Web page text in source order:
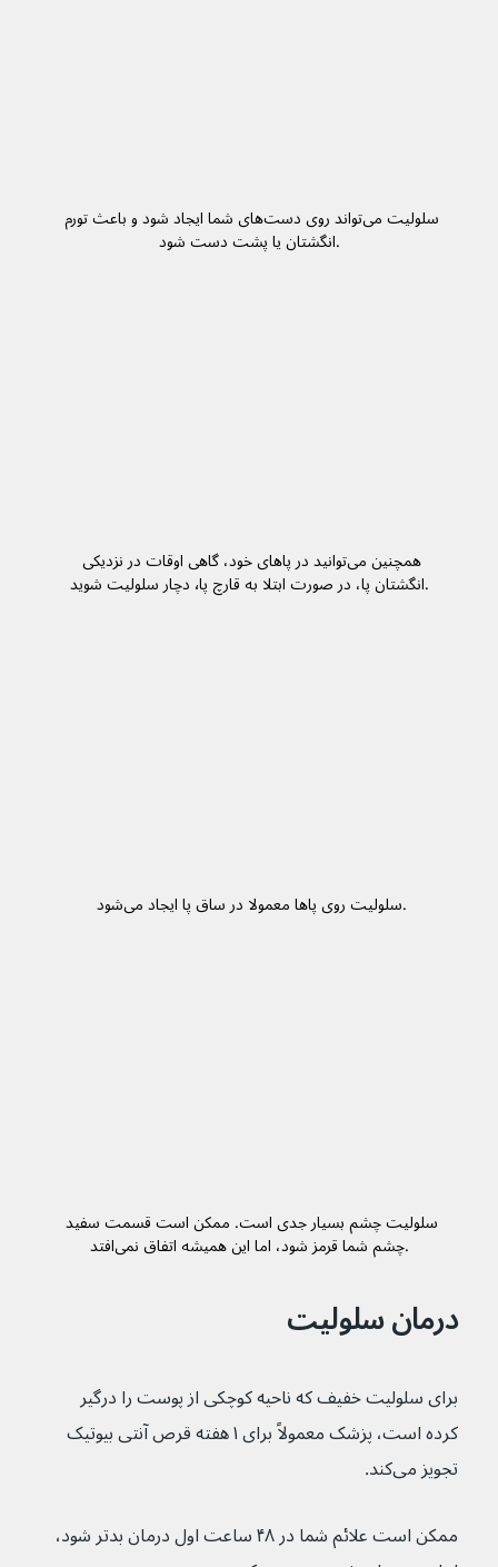
سلولیت می‌تواند روی دست‌های شما ایجاد شود و باعث تورم
انگشتان یا پشت دست شود.
همچنین می‌توانید در پاهای خود، گاهی اوقات در نزدیکی
انگشتان پا، در صورت ابتلا به قارچ پا٬ دچار سلولیت شوید.
سلولیت روی پاها معمولا در ساق پا ایجاد می‌شود.
سلولیت چشم بسیار جدی است. ممکن است قسمت سفید
چشم شما قرمز شود، اما این همیشه اتفاق نمی‌افتد.
درمان سلولیت
برای سلولیت خفیف که ناحیه کوچکی از پوست را درگیر
کرده است، پزشک معمولاً برای ۱ هفته قرص آنتی بیوتیک
تجویز می‌کند.
ممکن است علائم شما در ۴۸ ساعت اول درمان بدتر شود،